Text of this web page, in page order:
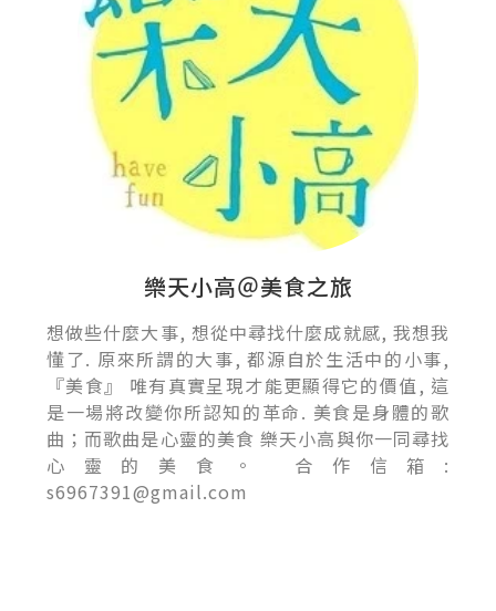
樂天小高＠美食之旅
想做些什麼大事, 想從中尋找什麼成就感, 我想我
懂了. 原來所謂的大事, 都源自於生活中的小事,
『美食』 唯有真實呈現才能更顯得它的價值, 這
是一場將改變你所認知的革命. 美食是身體的歌
曲；而歌曲是心靈的美食 樂天小高與你一同尋找
心靈的美食。 合作信箱:
s6967391@gmail.com